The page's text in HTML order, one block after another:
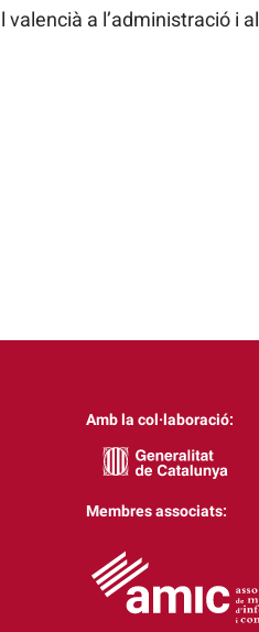
a l’administració i al
Amb la col·laboració:
Membres associats: